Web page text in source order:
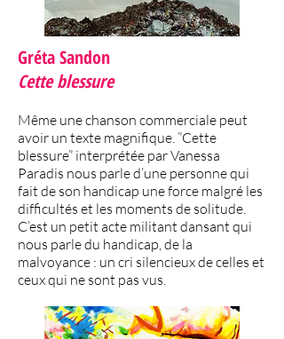
Gréta Sandon
Cette blessure
Même une chanson commerciale peut
avoir un texte magnifique. ”Cette
blessure” interprétée par Vanessa
Paradis nous parle d’une personne qui
fait de son handicap une force malgré les
difficultés et les moments de solitude.
C’est un petit acte militant dansant qui
nous parle du handicap, de la
malvoyance : un cri silencieux de celles et
ceux qui ne sont pas vus.